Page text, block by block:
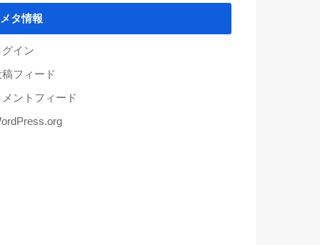
メタ情報
グイン
稿フィード
メントフィード